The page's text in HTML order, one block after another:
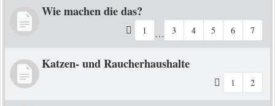
Wie machen die das?
1 … 3 4 5 6 7
Katzen- und Raucherhaushalte
1 2